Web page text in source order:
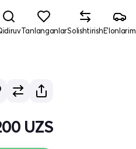
TanlanganlarSolishtirishE'lonlarim
UZS